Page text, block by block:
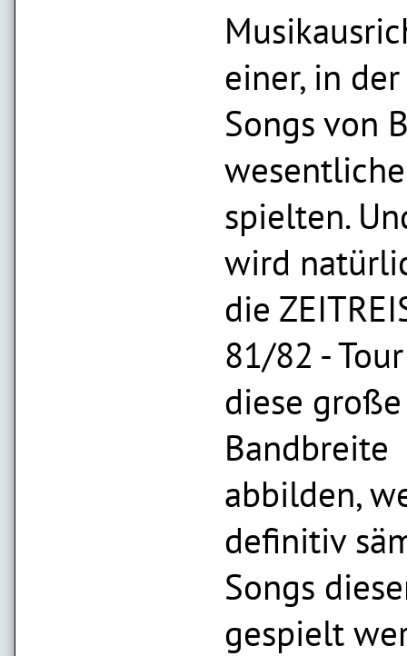
einer, in
Songs von
spielten.
wird
die
81/82 -
diese große
Bandbreite
abbilden,
definitiv
Songs
gespielt